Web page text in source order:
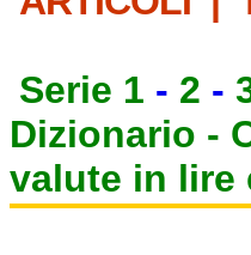
Serie 1 - 2 -
Dizionario -
valute in lire